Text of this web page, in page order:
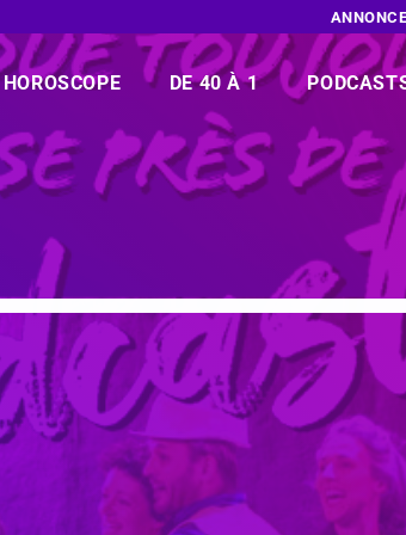
HOROSCOPE DE 40 À 1